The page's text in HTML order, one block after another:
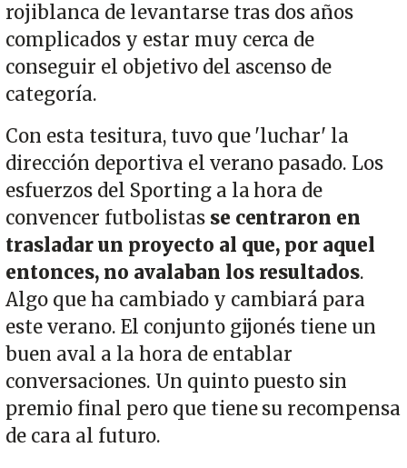
rojiblanca de levantarse tras dos años
complicados y estar muy cerca de
conseguir el objetivo del ascenso de
categoría.
Con esta tesitura, tuvo que 'luchar' la
dirección deportiva el verano pasado. Los
esfuerzos del Sporting a la hora de
convencer futbolistas se centraron en
trasladar un proyecto al que, por aquel
entonces, no avalaban los resultados.
Algo que ha cambiado y cambiará para
este verano. El conjunto gijonés tiene un
buen aval a la hora de entablar
conversaciones. Un quinto puesto sin
premio final pero que tiene su recompensa
de cara al futuro.